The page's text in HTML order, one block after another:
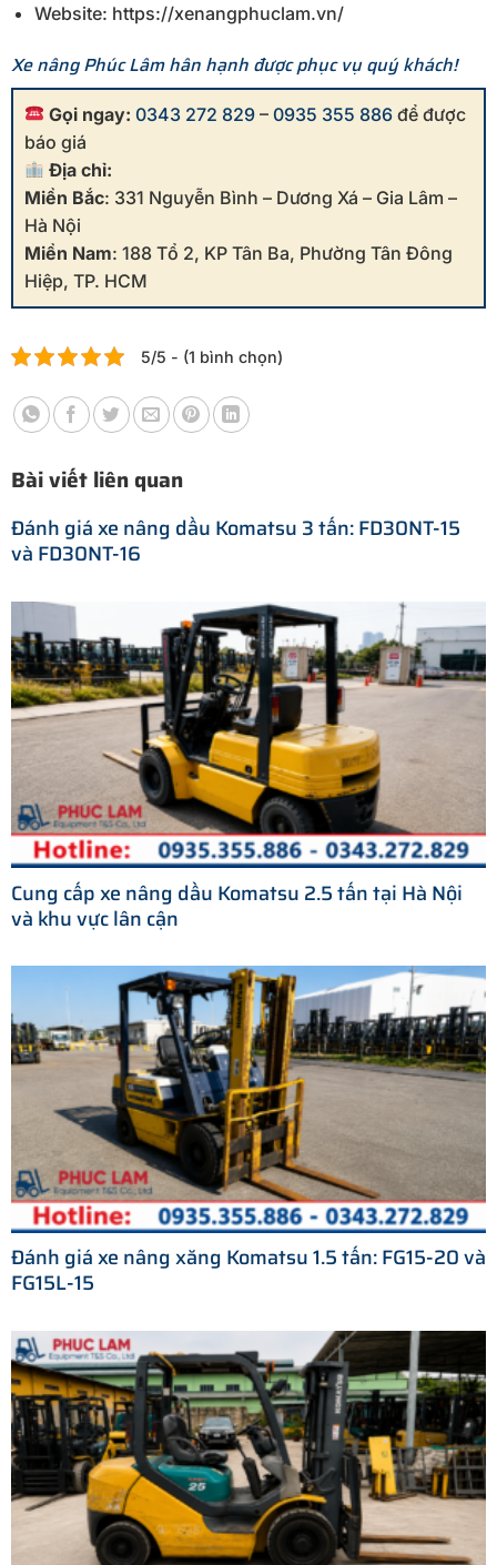
Website: https://xenangphuclam.vn/
Xe nâng Phúc Lâm hân hạnh được phục vụ quý khách!
Gọi ngay: 0343 272 829 –0935 355 886 để được
báo giá
Địa chỉ:
Miền Bắc: 331 Nguyễn Bình – Dương Xá – Gia Lâm –
Hà Nội
Miền Nam: 188 Tổ 2, KP Tân Ba, Phường Tân Đông
Hiệp, TP. HCM
5/5 - (1 bình chọn)
Bài viết liên quan
Đánh giá xe nâng dầu Komatsu 3 tấn: FD30NT-15
và FD30NT-16
Cung cấp xe nâng dầu Komatsu 2.5 tấn tại Hà Nội
và khu vực lân cận
Đánh giá xe nâng xăng Komatsu 1.5 tấn: FG15-20 và
FG15L-15